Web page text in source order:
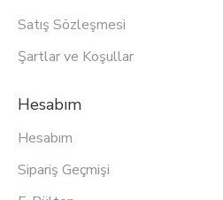
Satış Sözleşmesi
Şartlar ve Koşullar
Hesabım
Hesabım
Sipariş Geçmişi